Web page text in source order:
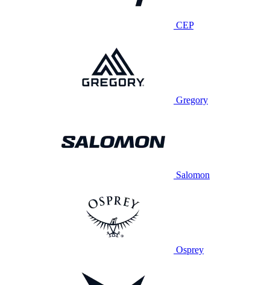
CEP
Gregory
Salomon
Osprey